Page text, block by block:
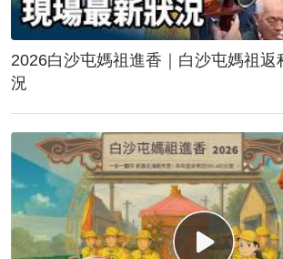
2026白沙屯媽祖進香｜白沙屯媽祖
況